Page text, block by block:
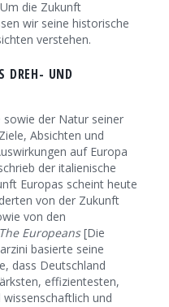
die Zukunft
wir seine historische
verstehen.
DREH- UND
der Natur seiner
Absichten und
auf Europa
der italienische
Europas scheint heute
von der Zukunft
von den
The Europeans[Die
basierte seine
dass Deutschland
effizientesten,
und